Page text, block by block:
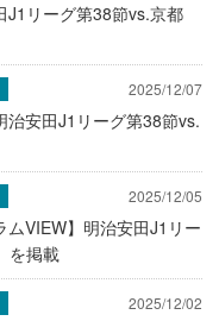
J1リーグ第38節vs.京都
2025/12/07
治安田J1リーグ第38節vs.
2025/12/05
ムVIEW】明治安田J1リー
を掲載
2025/12/02